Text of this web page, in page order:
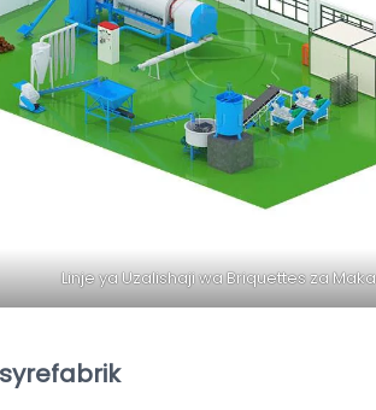
Linje ya Uzalishaji wa Briquettes za